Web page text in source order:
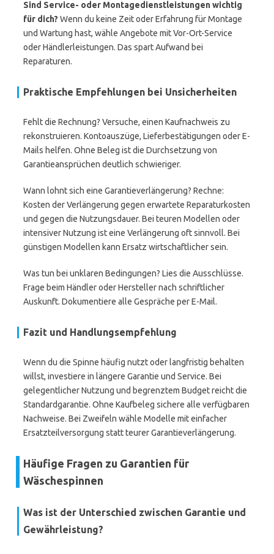
Sind Service- oder Montagedienstleistungen wichtig
für dich? Wenn du keine Zeit oder Erfahrung für Montage
und Wartung hast, wähle Angebote mit Vor-Ort-Service
oder Händlerleistungen. Das spart Aufwand bei
Reparaturen.
Praktische Empfehlungen bei Unsicherheiten
Fehlt die Rechnung? Versuche, einen Kaufnachweis zu
rekonstruieren. Kontoauszüge, Lieferbestätigungen oder E-
Mails helfen. Ohne Beleg ist die Durchsetzung von
Garantieansprüchen deutlich schwieriger.
Wann lohnt sich eine Garantieverlängerung? Rechne:
Kosten der Verlängerung gegen erwartete Reparaturkosten
und gegen die Nutzungsdauer. Bei teuren Modellen oder
intensiver Nutzung ist eine Verlängerung oft sinnvoll. Bei
günstigen Modellen kann Ersatz wirtschaftlicher sein.
Was tun bei unklaren Bedingungen? Lies die Ausschlüsse.
Frage beim Händler oder Hersteller nach schriftlicher
Auskunft. Dokumentiere alle Gespräche per E-Mail.
Fazit und Handlungsempfehlung
Wenn du die Spinne häufig nutzt oder langfristig behalten
willst, investiere in längere Garantie und Service. Bei
gelegentlicher Nutzung und begrenztem Budget reicht die
Standardgarantie. Ohne Kaufbeleg sichere alle verfügbaren
Nachweise. Bei Zweifeln wähle Modelle mit einfacher
Ersatzteilversorgung statt teurer Garantieverlängerung.
Häufige Fragen zu Garantien für
Wäschespinnen
Was ist der Unterschied zwischen Garantie und
Gewährleistung?